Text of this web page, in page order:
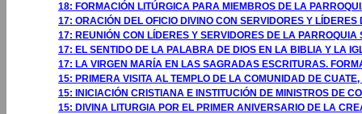
18: FORMACIÓN LITÚRGICA PARA MIEMBROS DE LA
17: ORACIÓN DEL OFICIO DIVINO CON SERVIDORES Y
17: REUNIÓN CON LÍDERES Y SERVIDORES DE LA
17: EL SENTIDO DE LA PALABRA DE DIOS EN LA BIBLIA Y LA
17: LA VIRGEN MARÍA EN LAS SAGRADAS ESCRITURAS.
15: PRIMERA VISITA AL TEMPLO DE LA COMUNIDAD DE
15: INICIACIÓN CRISTIANA E INSTITUCIÓN DE MINISTROS DE
15: DIVINA LITURGIA POR EL PRIMER ANIVERSARIO DE LA